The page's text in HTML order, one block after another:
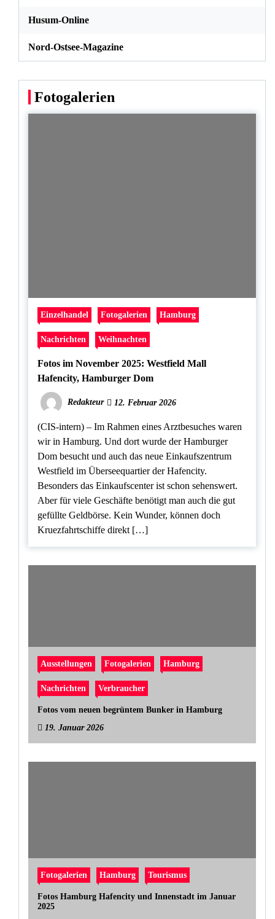
Husum-Online
Nord-Ostsee-Magazine
Fotogalerien
Einzelhandel Fotogalerien Hamburg
Nachrichten Weihnachten
Fotos im November 2025: Westfield Mall
Hafencity, Hamburger Dom
Redakteur 12. Februar 2026
(CIS-intern) – Im Rahmen eines Arztbesuches waren
wir in Hamburg. Und dort wurde der Hamburger
Dom besucht und auch das neue Einkaufszentrum
Westfield im Überseequartier der Hafencity.
Besonders das Einkaufscenter ist schon sehenswert.
Aber für viele Geschäfte benötigt man auch die gut
gefüllte Geldbörse. Kein Wunder, können doch
Kruezfahrtschiffe direkt […]
Ausstellungen Fotogalerien Hamburg
Nachrichten Verbraucher
Fotos vom neuen begrüntem Bunker in Hamburg
19. Januar 2026
Fotogalerien Hamburg Tourismus
Fotos Hamburg Hafencity und Innenstadt im Januar
2025